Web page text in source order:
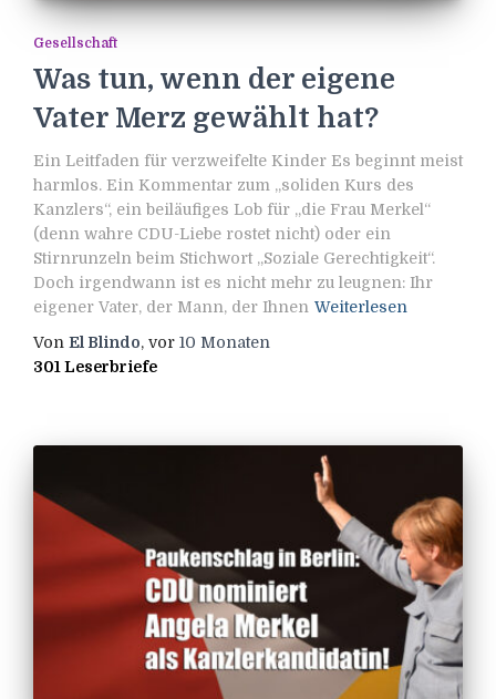
Gesellschaft
Was tun, wenn der eigene
Vater Merz gewählt hat?
Ein Leitfaden für verzweifelte Kinder Es beginnt meist
harmlos. Ein Kommentar zum „soliden Kurs des
Kanzlers“, ein beiläufiges Lob für „die Frau Merkel“
(denn wahre CDU-Liebe rostet nicht) oder ein
Stirnrunzeln beim Stichwort „Soziale Gerechtigkeit“.
Doch irgendwann ist es nicht mehr zu leugnen: Ihr
eigener Vater, der Mann, der Ihnen Weiterlesen
Von El Blindo, vor 10 Monaten
301 Leserbriefe